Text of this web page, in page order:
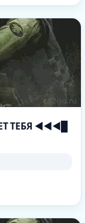
TEБЯ ◄◄◄█